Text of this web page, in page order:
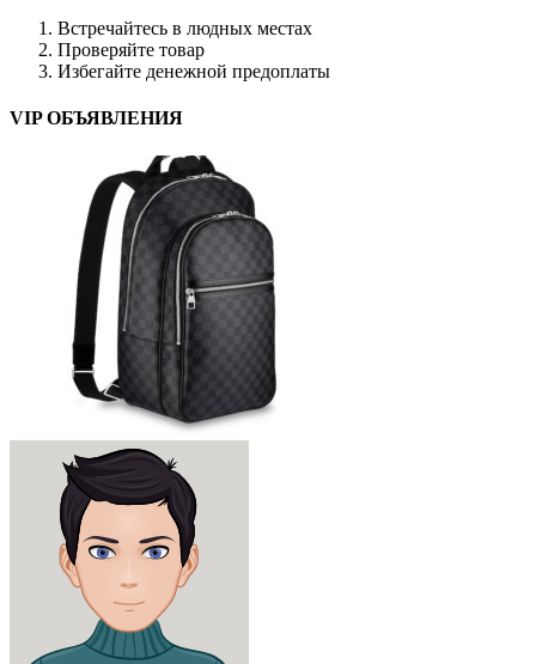
Встречайтесь в людных местах
Проверяйте товар
Избегайте денежной предоплаты
VIP ОБЪЯВЛЕНИЯ